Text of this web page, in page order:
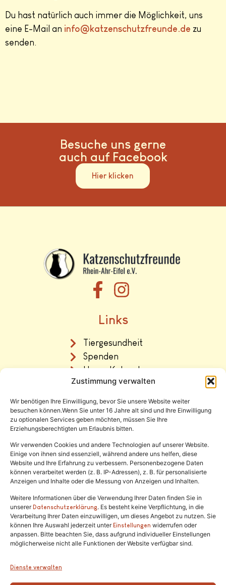
Zustimmung verwalten
Wir benötigen Ihre Einwilligung, bevor Sie unsere Website weiter
besuchen können.Wenn Sie unter 16 Jahre alt sind und Ihre Einwilligung
zu optionalen Services geben möchten, müssen Sie Ihre
Erziehungsberechtigten um Erlaubnis bitten.
Wir verwenden Cookies und andere Technologien auf unserer Website.
Einige von ihnen sind essenziell, während andere uns helfen, diese
Website und Ihre Erfahrung zu verbessern. Personenbezogene Daten
können verarbeitet werden (z. B. IP-Adressen), z. B. für personalisierte
Anzeigen und Inhalte oder die Messung von Anzeigen und Inhalten.
Weitere Informationen über die Verwendung Ihrer Daten finden Sie in
unsererDatenschutzerklärung. Es besteht keine Verpflichtung, in die
Verarbeitung Ihrer Daten einzuwilligen, um dieses Angebot zu nutzen. Sie
können Ihre Auswahl jederzeit unterEinstellungen widerrufen oder
anpassen. Bitte beachten Sie, dass aufgrund individueller Einstellungen
möglicherweise nicht alle Funktionen der Website verfügbar sind.
Dienste verwalten
Du hast natürlich auch immer die Möglichkeit, uns
eine E-Mail an info@katzenschutzfreunde.de zu
senden.
Besuche uns gerne
auch auf Facebook
Hier klicken
Links
Tiergesundheit
Spenden
Unser Katzenhaus
Vermittlung
Rechtliches
Impressum
Datenschutz
Satzung
Tel.:(02646) 915928
info@katzenschutzfreunde.de